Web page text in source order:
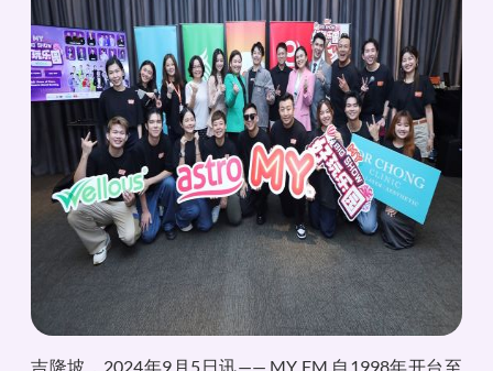
吉隆坡，2024年9月5日讯—— MY FM 自1998年开台至